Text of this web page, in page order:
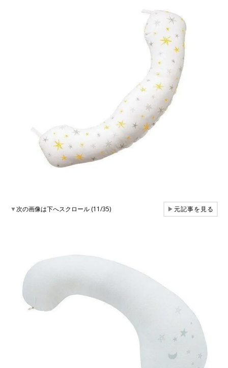
▼次の画像は下へスクロール (11/35) ▶元記事を見る